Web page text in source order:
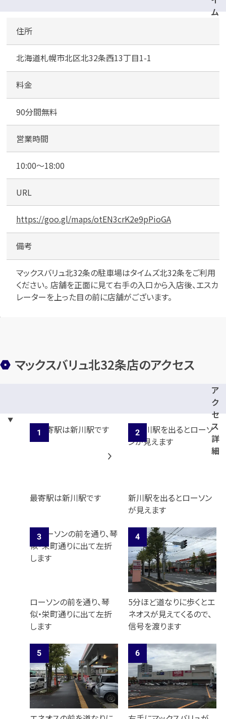
ム
3
条
住所
北海道札幌市北区北32条西13丁目1-1
料金
90分間無料
営業時間
10:00～18:00
URL
https://goo.gl/maps/otEN3crK2e9pPioGA
備考
マックスバリュ北32条の駐車場はタイムズ北32条をご利用
ください。 店舗を正面に見て右手の入口から入店後、エスカ
レーターを上った目の前に店舗がございます。
マックスバリュ北32条店のアクセス
ア
ク
セ
ス
詳
細
最寄駅は新川駅です
新川駅を出るとローソン
が見えます
ローソンの前を通り、琴
似・栄町通りに出て左折
します
5分ほど道なりに歩くとエ
ネオスが見えてくるので、
信号を渡ります